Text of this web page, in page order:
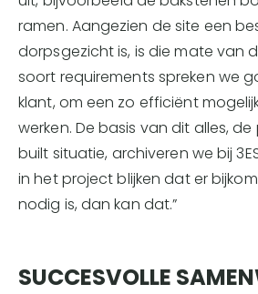
ramen. Aangezien de site een
dorpsgezicht is, is die mate van
soort requirements spreken we
klant, om een zo efficiënt
werken. De basis van dit alles,
built situatie, archiveren we bij
in het project blijken dat er
nodig is, dan kan dat.”
SUCCESVOLLE